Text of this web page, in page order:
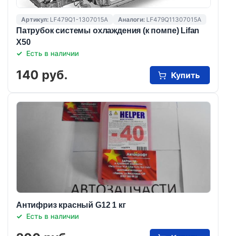
Артикул: LF479Q1-1307015A Аналоги: LF479Q11307015A
Патрубок системы охлаждения (к помпе) Lifan
X50
Есть в наличии
140 руб. Купить
Антифриз красный G12 1 кг
Есть в наличии